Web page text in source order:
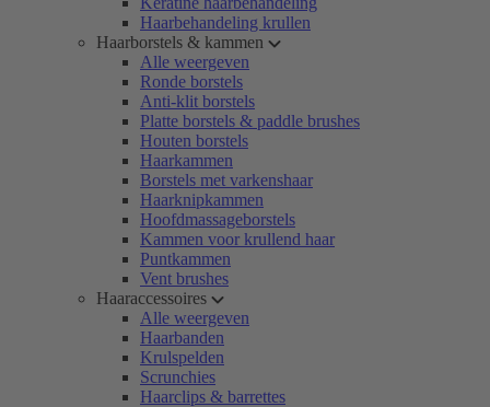
Haarbehandeling krullen
Haarborstels & kammen
Alle weergeven
Ronde borstels
Anti-klit borstels
Platte borstels & paddle brushes
Houten borstels
Haarkammen
Borstels met varkenshaar
Haarknipkammen
Hoofdmassageborstels
Kammen voor krullend haar
Puntkammen
Vent brushes
Haaraccessoires
Alle weergeven
Haarbanden
Krulspelden
Scrunchies
Haarclips & barrettes